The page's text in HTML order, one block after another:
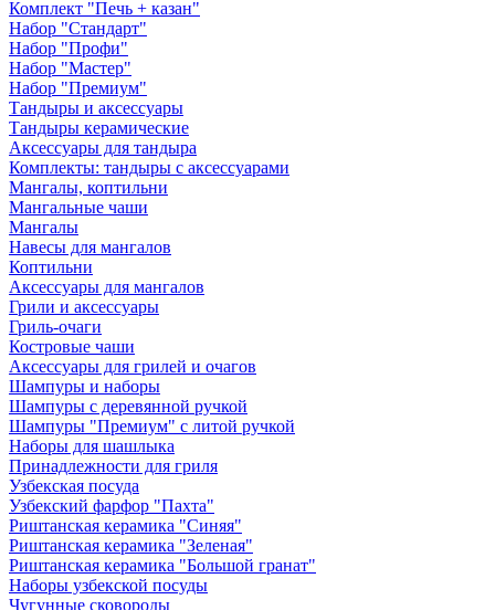
Комплект "Печь + казан"
Набор "Стандарт"
Набор "Профи"
Набор "Мастер"
Набор "Премиум"
Тандыры и аксессуары
Тандыры керамические
Аксессуары для тандыра
Комплекты: тандыры с аксессуарами
Мангалы, коптильни
Мангальные чаши
Мангалы
Навесы для мангалов
Коптильни
Аксессуары для мангалов
Грили и аксессуары
Гриль-очаги
Костровые чаши
Аксессуары для грилей и очагов
Шампуры и наборы
Шампуры с деревянной ручкой
Шампуры "Премиум" с литой ручкой
Наборы для шашлыка
Принадлежности для гриля
Узбекская посуда
Узбекский фарфор "Пахта"
Риштанская керамика "Синяя"
Риштанская керамика "Зеленая"
Риштанская керамика "Большой гранат"
Наборы узбекской посуды
Чугунные сковороды